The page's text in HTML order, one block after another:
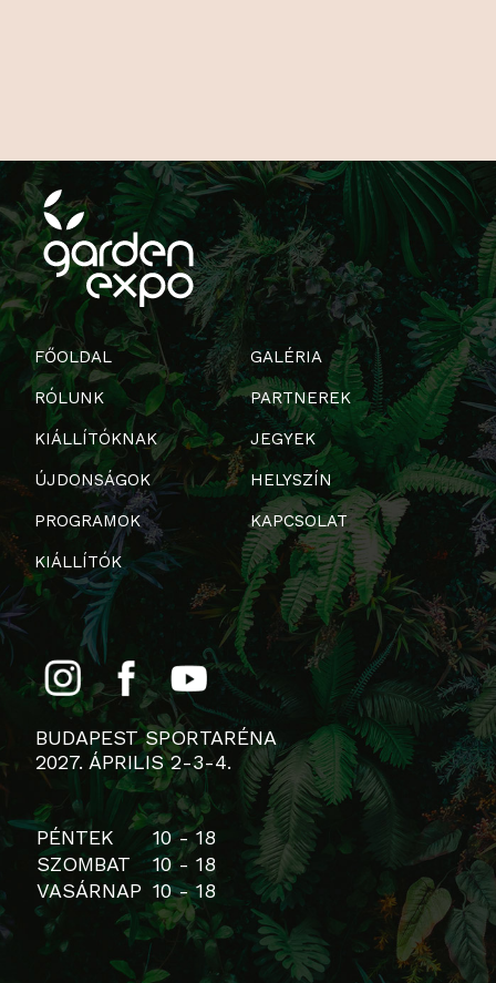
FŐOLDAL
RÓLUNK
KIÁLLÍTÓKNAK
ÚJDONSÁGOK
PROGRAMOK
KIÁLLÍTÓK
GALÉRIA
PARTNEREK
JEGYEK
HELYSZÍN
KAPCSOLAT
BUDAPEST SPORTARÉNA
2027. ÁPRILIS 2-3-4.
PÉNTEK
10 - 18
SZOMBAT
10 - 18
VASÁRNAP 10 - 18